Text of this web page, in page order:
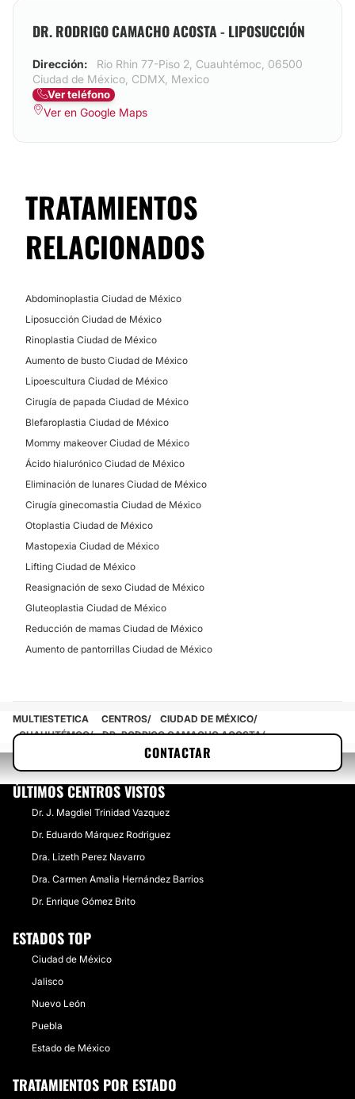
DR. RODRIGO CAMACHO ACOSTA - LIPOSUCCIÓN
Dirección:
Rio Rhin 77-Piso 2, Cuauhtémoc, 06500
Ciudad de México, CDMX, Mexico
Ver teléfono
Ver en Google Maps
TRATAMIENTOS
RELACIONADOS
Abdominoplastia Ciudad de México
Liposucción Ciudad de México
Rinoplastia Ciudad de México
Aumento de busto Ciudad de México
Lipoescultura Ciudad de México
Cirugía de papada Ciudad de México
Blefaroplastia Ciudad de México
Mommy makeover Ciudad de México
Ácido hialurónico Ciudad de México
Eliminación de lunares Ciudad de México
Cirugía ginecomastia Ciudad de México
Otoplastia Ciudad de México
Mastopexia Ciudad de México
Lifting Ciudad de México
Reasignación de sexo Ciudad de México
Gluteoplastia Ciudad de México
Reducción de mamas Ciudad de México
Aumento de pantorrillas Ciudad de México
CONTACTAR
MULTIESTETICA CENTROS
CIUDAD DE MÉXICO
CUAUHTÉMOC
DR. RODRIGO CAMACHO ACOSTA
ÚLTIMOS CENTROS VISTOS
Dr. J. Magdiel Trinidad Vazquez
Dr. Eduardo Márquez Rodriguez
Dra. Lizeth Perez Navarro
Dra. Carmen Amalia Hernández Barrios
Dr. Enrique Gómez Brito
ESTADOS TOP
Ciudad de México
Jalisco
Nuevo León
Puebla
Estado de México
TRATAMIENTOS POR ESTADO